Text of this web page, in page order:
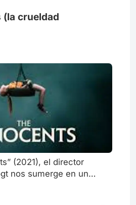
crueldad
(2021), el director
nos sumerge en un
familiar, donde la